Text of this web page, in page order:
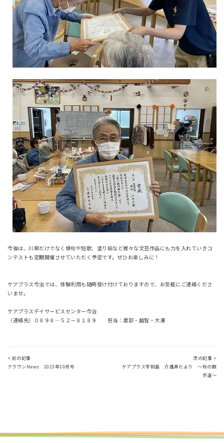
今後は、川柳だけでなく俳句や短歌、塗り絵など様々な文芸作品にも力を入れていきコ
ンテストも定期開催させていただく予定です。ぜひお楽しみに！
ケアプラス今治では、体験利用も随時受け付けておりますので、お気軽にご連絡くださ
いませ。
ケアプラスデイサービスセンター今治
（連絡先）０８９８―５２－８１８９ 担当：渡部・越智・大澤
< 前の記事
クラウンNews 2023年10月号
次の記事 >
ケアプラス宇和島 介護員だより ～秋の散
歩道～